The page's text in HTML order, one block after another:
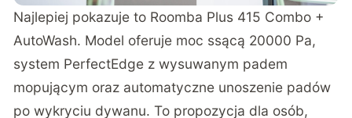
Najlepiej pokazuje to Roomba Plus 415 Combo +
AutoWash. Model oferuje moc ssącą 20000 Pa,
system PerfectEdge z wysuwanym padem
mopującym oraz automatyczne unoszenie padów
po wykryciu dywanu. To propozycja dla osób,